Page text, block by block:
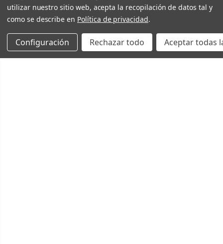
utilizar nuestro sitio web, acepta la recopilación de datos tal y
como se describe en Política de privacidad.
Configuración Rechazar todo Aceptar todas